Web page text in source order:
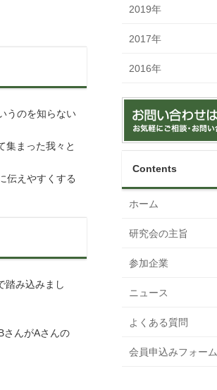
うのを知らない
集まった我々と
伝えやすくする
踏み込みまし
さんがAさんの
2019年
2017年
2016年
Contents
ホーム
研究会の主旨
参加企業
ニュース
よくある質問
会員申込みフォーム